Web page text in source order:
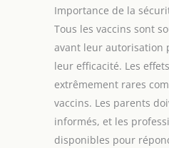
Importance de la
Tous les vaccins sont
avant leur autorisation
leur efficacité. Les
extrêmement rares
vaccins. Les parents
informés, et les
disponibles pour